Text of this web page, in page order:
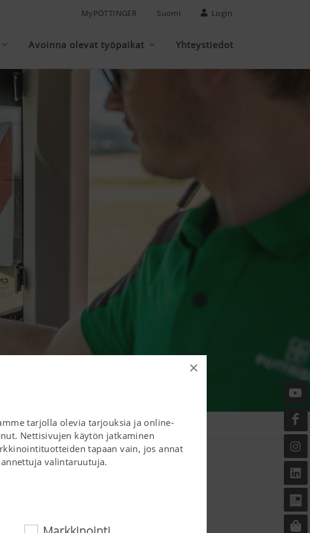
×
tarjolla olevia tarjouksia ja online-
Nettisivujen käytön jatkaminen
tapaan vain, jos annat
valintaruutuja.
MyPÖTTINGER Suomi Login
Avoinna olevat työpaikat Yhteystiedot